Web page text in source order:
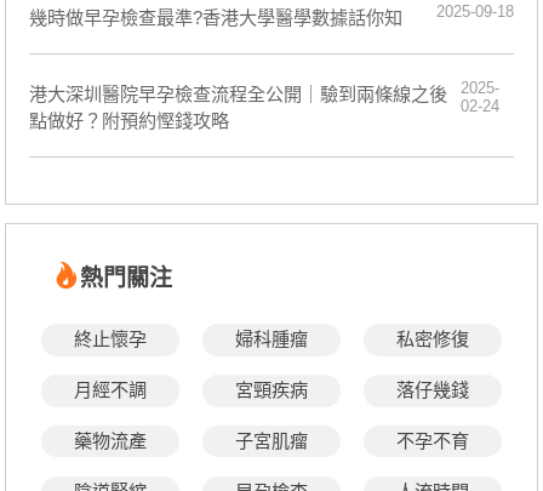
幾時做早孕檢查最準?香港大學醫學數據話你知 2025-09-18
港大深圳醫院早孕檢查流程全公開｜驗到兩條線之後
點做好？附預約慳錢攻略
2025-
02-24
熱門關注
終止懷孕 婦科腫瘤 私密修復
月經不調 宮頸疾病 落仔幾錢
藥物流產 子宮肌瘤 不孕不育